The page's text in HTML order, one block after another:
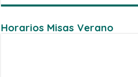
Horarios Misas Verano